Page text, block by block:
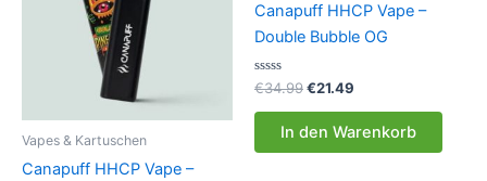
Vapes & Kartuschen
Canapuff HHCP Vape –
Canapuff HHCP Vape –
Double Bubble OG
Bewertet
mit
0
€34.99Ursprünglicher
war:
€34.99
€21.49
€21.49.
In den Warenkorb